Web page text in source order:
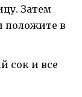
Затем
положите в
сок и все